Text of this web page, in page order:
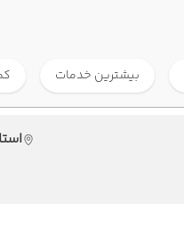
بیشترین خدمات